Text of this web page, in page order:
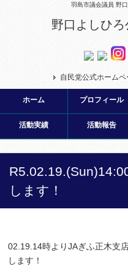
羽島市議会議員 野
野口よしひ
自民党公式ホームペ
ホーム プロフィール
活動実績 活動報告
します！
02.19.14時よりJAぎふ正木支
します！